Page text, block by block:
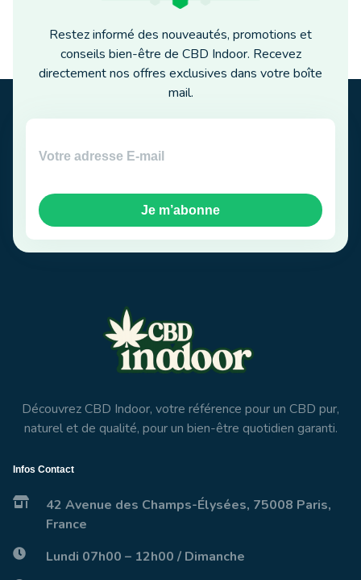
Restez informé des nouveautés, promotions et
conseils bien-être de CBD Indoor. Recevez
directement nos offres exclusives dans votre boîte
mail.
Je m’abonne
Découvrez CBD Indoor, votre référence pour un CBD pur,
naturel et de qualité, pour un bien-être quotidien garanti.
Infos Contact
42 Avenue des Champs-Élysées, 75008 Paris,
France
Lundi 07h00 – 12h00 / Dimanche